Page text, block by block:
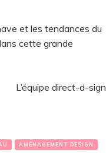
et les tendances du
cette grande
L’équipe direct-d-sign
AMÉNAGEMENT DESIGN